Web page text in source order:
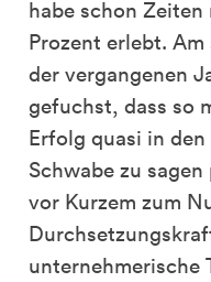
habe schon Zeiten
Prozent erlebt.
der vergangenen
gefuchst, dass so
Erfolg quasi in
Schwabe zu
vor Kurzem zum
unternehmerische